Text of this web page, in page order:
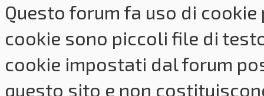
Questo forum fa uso di
cookie sono piccoli file di
cookie impostati dal forum
questo sito e non